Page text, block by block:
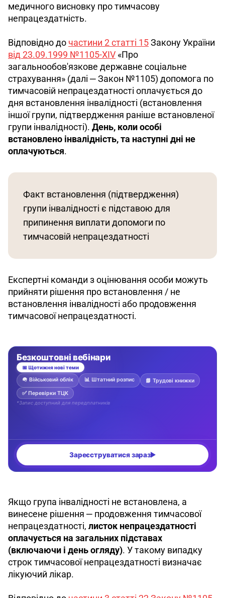
медичного висновку про тимчасову
непрацездатність.
Відповідно до частини 2 статті 15 Закону України
від 23.09.1999 №1105-XIV «Про
загальнообов'язкове державне соціальне
страхування» (далі ‒ Закон №1105) допомога по
тимчасовій непрацездатності оплачується до
дня встановлення інвалідності (встановлення
іншої групи, підтвердження раніше встановленої
групи інвалідності). День, коли особі
встановлено інвалідність, та наступні дні не
оплачуються.
Факт встановлення (підтвердження)
групи інвалідності є підставою для
припинення виплати допомоги по
тимчасовій непрацездатності
Експертні команди з оцінювання особи можуть
прийняти рішення про встановлення / не
встановлення інвалідності або продовження
тимчасової непрацездатності.
Якщо група інвалідності не встановлена, а
винесене рішення ‒ продовження тимчасової
непрацездатності, листок непрацездатності
оплачується на загальних підставах
(включаючи і день огляду). У такому випадку
строк тимчасової непрацездатності визначає
лікуючий лікар.